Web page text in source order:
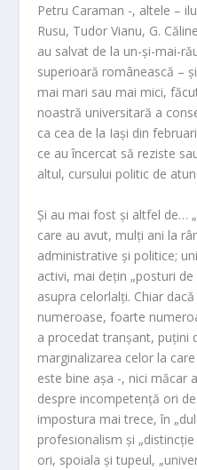
Petru Caraman -, altele –
Rusu, Tudor Vianu, G.
au salvat de la un-și-mai-
superioară românească –
mai mari sau mai mici,
noastră universitară a
ca cea de la Iași din
ce au încercat să reziste
altul, cursului politic de
Și au mai fost și altfel de…
care au avut, mulți ani la
administrative și politice;
activi, mai dețin „posturi
asupra celorlalți. Chiar
numeroase, foarte
a procedat tranșant, puțini
marginalizarea celor la
este bine așa -, nici măcar
despre incompetență ori
impostura mai trece, în
profesionalism și
ori, spoiala și tupeul,